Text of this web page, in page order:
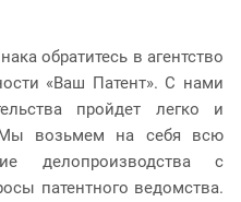
обратитесь в агентство
«Ваш Патент». С нами
пройдет легко и
Мы возьмем на себя всю
делопроизводства с
патентного ведомства.